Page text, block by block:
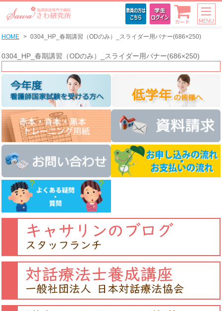
カート MENU
HOME 0304_HP_春期講習（ODのみ）_スライダー用バナー(686×250)
0304_HP_春期講習（ODのみ）_スライダー用バナー(686×250)